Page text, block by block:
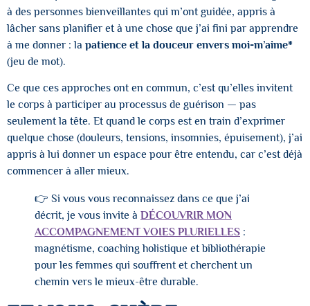
à des personnes bienveillantes qui m’ont guidée, appris à
lâcher sans planifier et à une chose que j’ai fini par apprendre
à me donner : la patience et la douceur envers moi-m’aime*
(jeu de mot).
Ce que ces approches ont en commun, c’est qu’elles invitent
le corps à participer au processus de guérison — pas
seulement la tête. Et quand le corps est en train d’exprimer
quelque chose (douleurs, tensions, insomnies, épuisement), j’ai
appris à lui donner un espace pour être entendu, car c’est déjà
commencer à aller mieux.
👉 Si vous vous reconnaissez dans ce que j’ai
décrit, je vous invite à DÉCOUVRIR MON
ACCOMPAGNEMENT VOIES PLURIELLES :
magnétisme, coaching holistique et bibliothérapie
pour les femmes qui souffrent et cherchent un
chemin vers le mieux-être durable.